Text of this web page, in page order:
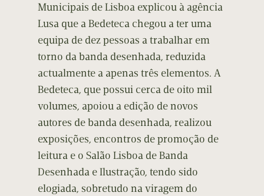
Municipais de Lisboa explicou à agência
Lusa que a Bedeteca chegou a ter uma
equipa de dez pessoas a trabalhar em
torno da banda desenhada, reduzida
actualmente a apenas três elementos. A
Bedeteca, que possui cerca de oito mil
volumes, apoiou a edição de novos
autores de banda desenhada, realizou
exposições, encontros de promoção de
leitura e o Salão Lisboa de Banda
Desenhada e Ilustração, tendo sido
elogiada, sobretudo na viragem do